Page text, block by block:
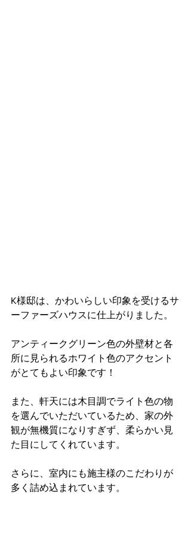
K様邸は、かわいらしい印象を受けるサ
ーファーズハウスに仕上がりました。
アンティークグリーン色の外壁材と各
所に見られるホワイト色のアクセント
がとてもよい印象です！
また、軒天には木目調でライト色の物
を選んでいただいているため、家の外
観が無機質になりすぎず、柔らかい見
た目にしてくれています。
さらに、室内にも施主様のこだわりが
多く詰め込まれています。